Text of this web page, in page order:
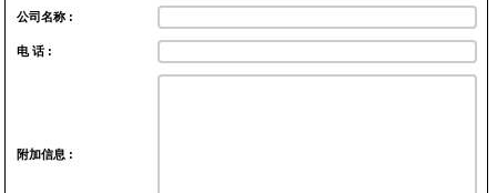
公司名称 :
电 话 :
附加信息 :